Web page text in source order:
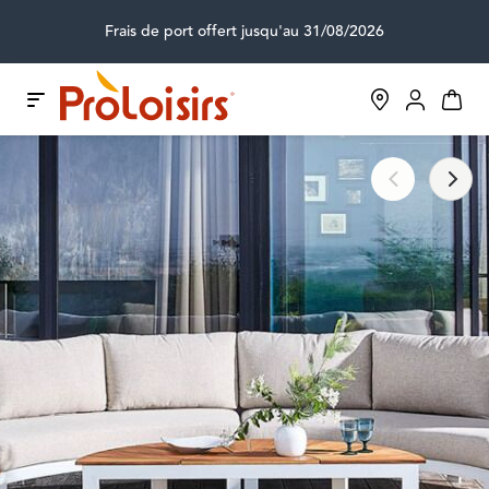
Frais de port offert jusqu'au 31/08/2026